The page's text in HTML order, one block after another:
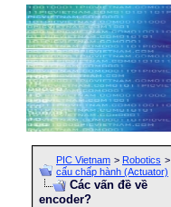
PIC Vietnam > Robotics >
cấu chấp hành (Actuator)
Các vấn đề về
encoder?